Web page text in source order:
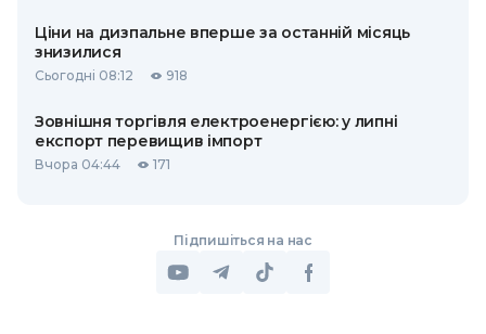
Ціни на дизпальне вперше за останній місяць
знизилися
Сьогодні 08:12 918
Зовнішня торгівля електроенергією: у липні
експорт перевищив імпорт
Вчора 04:44 171
Підпишіться на нас